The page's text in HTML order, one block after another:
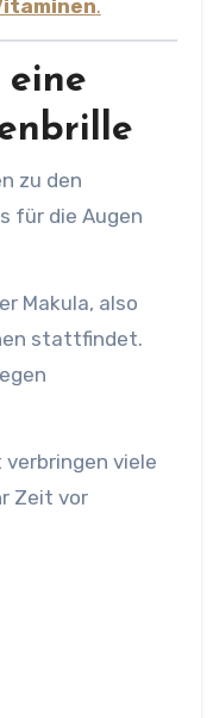
.
eine
zu den
für die Augen
Makula, also
stattfindet.
viele
Zeit vor